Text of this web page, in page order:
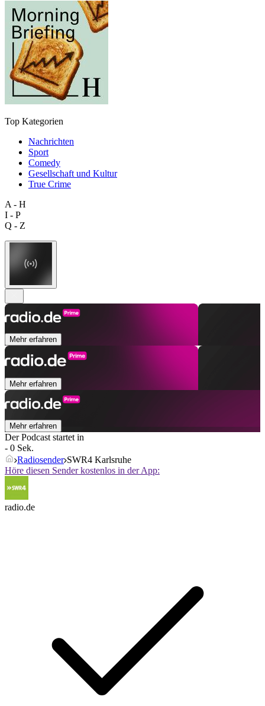
Top Kategorien
Nachrichten
Sport
Comedy
Gesellschaft und Kultur
True Crime
A - H
I - P
Q - Z
Mehr erfahren
Mehr erfahren
Mehr erfahren
Der Podcast startet in
- 0 Sek.
Radiosender SWR4 Karlsruhe
Höre diesen Sender kostenlos in der App:
radio.de